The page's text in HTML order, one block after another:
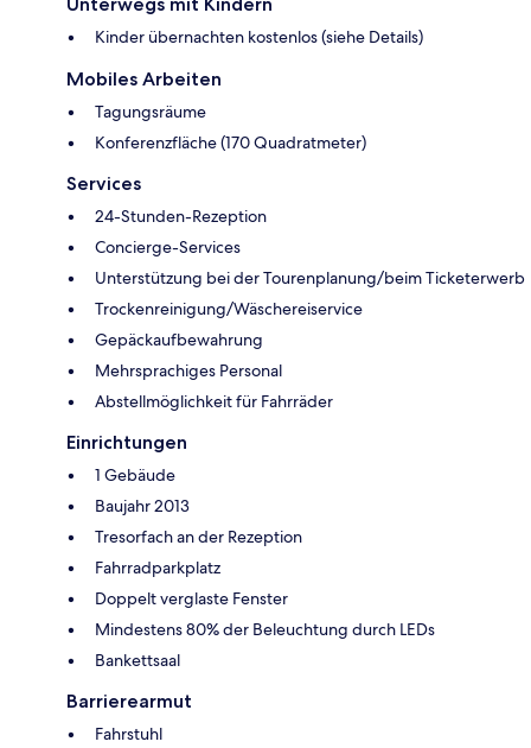
Kinder übernachten kostenlos (siehe Details)
Mobiles Arbeiten
Tagungsräume
Konferenzfläche (170 Quadratmeter)
Services
24-Stunden-Rezeption
Concierge-Services
Unterstützung bei der Tourenplanung/beim Ticketerwerb
Trockenreinigung/Wäschereiservice
Gepäckaufbewahrung
Mehrsprachiges Personal
Abstellmöglichkeit für Fahrräder
Einrichtungen
1 Gebäude
Baujahr 2013
Tresorfach an der Rezeption
Fahrradparkplatz
Doppelt verglaste Fenster
Mindestens 80% der Beleuchtung durch LEDs
Bankettsaal
Barrierearmut
Fahrstuhl